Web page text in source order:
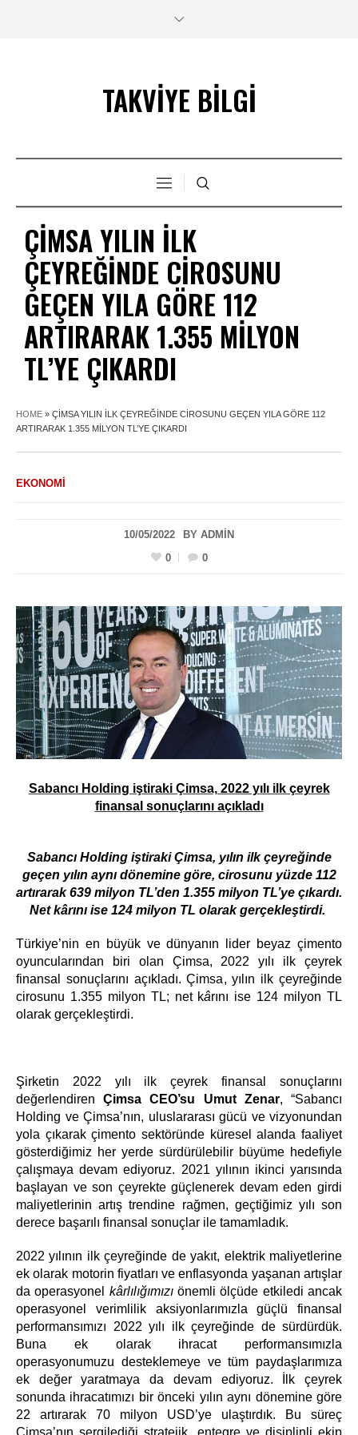
TAKVİYE BİLGİ
ÇIMSA YILIN ILK
ÇEYREĞINDE CIROSUNU
GEÇEN YILA GÖRE 112
ARTIRARAK 1.355 MILYON
TL’YE ÇIKARDI
HOME » ÇIMSA YILIN ILK ÇEYREĞINDE CIROSUNU GEÇEN YILA GÖRE 112
ARTIRARAK 1.355 MILYON TL’YE ÇIKARDI
EKONOMI
10/05/2022 BY ADMIN
0
0
Sabancı Holding iştiraki Çimsa, 2022 yılı ilk çeyrek
finansal sonuçlarını açıkladı
Sabancı Holding iştiraki Çimsa, yılın ilk çeyreğinde
geçen yılın aynı dönemine göre, cirosunu yüzde 112
artırarak 639 milyon TL’den 1.355 milyon TL’ye çıkardı.
Net kârını ise 124 milyon TL olarak gerçekleştirdi.
Türkiye’nin en büyük ve dünyanın lider beyaz çimento
oyuncularından biri olan Çimsa, 2022 yılı ilk çeyrek
finansal sonuçlarını açıkladı. Çimsa, yılın ilk çeyreğinde
cirosunu 1.355 milyon TL; net kârını ise 124 milyon TL
olarak gerçekleştirdi.
Şirketin 2022 yılı ilk çeyrek finansal sonuçlarını
değerlendirenÇimsa CEO’su Umut Zenar, “Sabancı
Holding ve Çimsa’nın, uluslararası gücü ve vizyonundan
yola çıkarak çimento sektöründe küresel alanda faaliyet
gösterdiğimiz her yerde sürdürülebilir büyüme hedefiyle
çalışmaya devam ediyoruz. 2021 yılının ikinci yarısında
başlayan ve son çeyrekte güçlenerek devam eden girdi
maliyetlerinin artış trendine rağmen, geçtiğimiz yılı son
derece başarılı finansal sonuçlar ile tamamladık.
2022 yılının ilk çeyreğinde de yakıt, elektrik maliyetlerine
ek olarak motorin fiyatları ve enflasyonda yaşanan artışlar
da operasyonel kârlılığımızıönemli ölçüde etkiledi ancak
operasyonel verimlilik aksiyonlarımızla güçlü finansal
performansımızı 2022 yılı ilk çeyreğinde de sürdürdük.
Buna ek olarak ihracat performansımızla
operasyonumuzu desteklemeye ve tüm paydaşlarımıza
ek değer yaratmaya da devam ediyoruz. İlk çeyrek
sonunda ihracatımızı bir önceki yılın aynı dönemine göre
22 artırarak 70 milyon USD’ye ulaştırdık. Bu süreç